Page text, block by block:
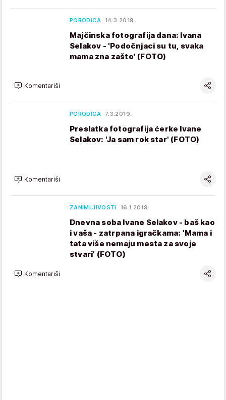
PORODICA 14.3.2019.
Majčinska fotografija dana: Ivana
Selakov - 'Podočnjaci su tu, svaka
mama zna zašto' (FOTO)
Komentariši
PORODICA 7.3.2019.
Preslatka fotografija ćerke Ivane
Selakov: 'Ja sam rok star' (FOTO)
Komentariši
ZANIMLJIVOSTI 16.1.2019.
Dnevna soba Ivane Selakov - baš kao
i vaša - zatrpana igračkama: 'Mama i
tata više nemaju mesta za svoje
stvari' (FOTO)
Komentariši